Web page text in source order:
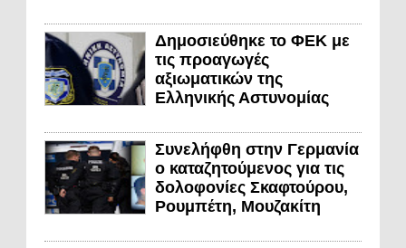
Δημοσιεύθηκε το ΦΕΚ με
τις προαγωγές
αξιωματικών της
Ελληνικής Αστυνομίας
Συνελήφθη στην Γερμανία
ο καταζητούμενος για τις
δολοφονίες Σκαφτούρου,
Ρουμπέτη, Μουζακίτη